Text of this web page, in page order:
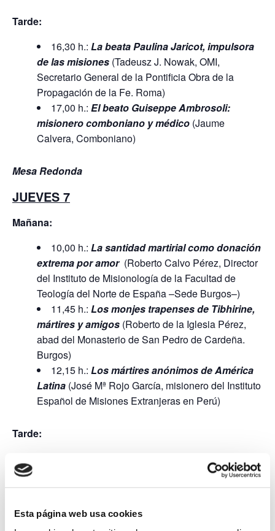
Esta página web usa cookies
Tarde:
16,30 h.: La beata Paulina Jaricot, impulsora
de las misiones (Tadeusz J. Nowak, OMI,
Secretario General de la Pontificia Obra de la
Propagación de la Fe. Roma)
17,00 h.: El beato Guiseppe Ambrosoli:
misionero comboniano y médico (Jaume
Calvera, Comboniano)
Mesa Redonda
JUEVES 7
Mañana:
10,00 h.: La santidad martirial como donación
extrema por amor (Roberto Calvo Pérez, Director
del Instituto de Misionología de la Facultad de
Teología del Norte de España –Sede Burgos­–)
11,45 h.: Los monjes trapenses de Tibhirine,
mártires y amigos (Roberto de la Iglesia Pérez,
abad del Monasterio de San Pedro de Cardeña.
Burgos)
12,15 h.: Los mártires anónimos de América
Latina (José Mª Rojo García, misionero del Instituto
Español de Misiones Extranjeras en Perú)
Tarde:
Santa Teresa de Calcuta: misionera
(Ignacio Amorós Rodríguez-Fraile,
sacerdote español misionero en Uruguay, profesor
17,00 h.:San Carlos de Foucauld, una misión